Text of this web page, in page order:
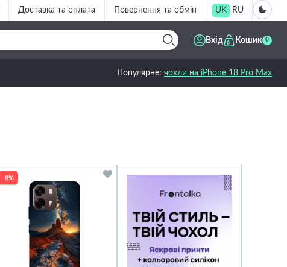
Доставка та оплата Повернення та обмін UK RU
Вхід Кошик 0
Популярне: чохли на iPhone 18 Pro Max
-8%